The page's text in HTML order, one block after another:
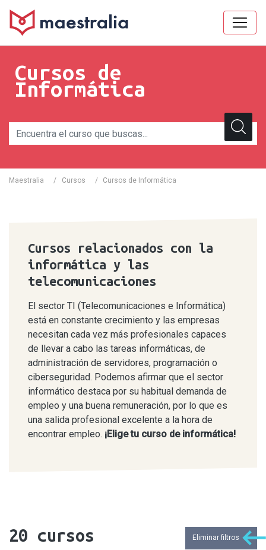
Cursos de
Informática
Maestralia / Cursos / Cursos de Informática
Cursos relacionados con la
informática y las
telecomunicaciones
El sector TI (Telecomunicaciones e Informática)
está en constante crecimiento y las empresas
necesitan cada vez más profesionales capaces
de llevar a cabo las tareas informáticas, de
administración de servidores, programación o
ciberseguridad. Podemos afirmar que el sector
informático destaca por su habitual demanda de
empleo y una buena remuneración, por lo que es
una salida profesional excelente a la hora de
encontrar empleo. ¡Elige tu curso de informática!
20 cursos Eliminar filtros